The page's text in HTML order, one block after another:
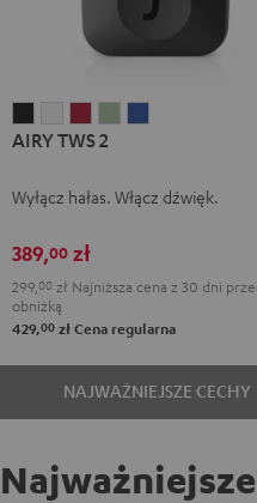
TWS
Night
TWS
Pure
TWS
RubySageSpace
AIRY TWS 2
Wyłącz hałas. Włącz dźwięk.
389,00 zł
299, 00 zł Najniższa cena z 30 dni
obniżką
429,00 zł Cena regularna
NAJWAŻNIEJSZE CECHY